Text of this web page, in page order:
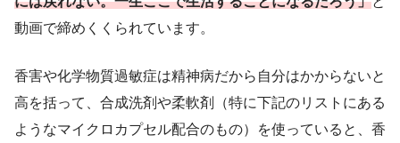
動画で締めくくられています。
香害や化学物質過敏症は精神病だから自分はかからないと
高を括って、合成洗剤や柔軟剤（特に下記のリストにある
ようなマイクロカプセル配合のもの）を使っていると、香